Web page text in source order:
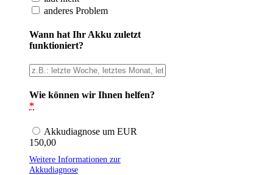
anderes Problem
Wann hat Ihr Akku zuletzt
funktioniert?
Wie können wir Ihnen helfen?
*
Akkudiagnose um EUR
150,00
Weitere Informationen zur
Akkudiagnose